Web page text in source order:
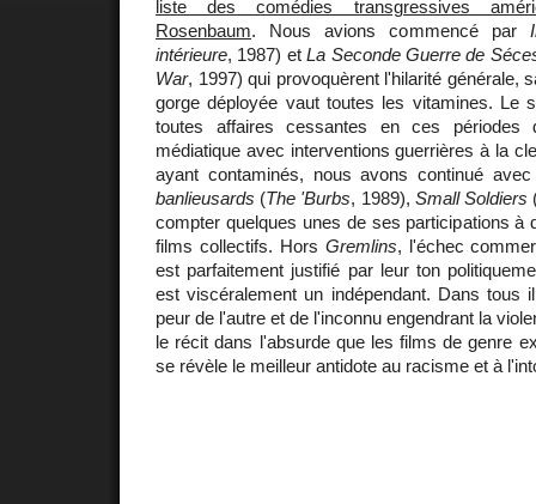
liste des comédies transgressives
Rosenbaum. Nous avions commencé par
intérieure, 1987) etLa Seconde Guerre de
War, 1997) qui provoquèrent l'hilarité générale,
gorge déployée vaut toutes les vitamines. Le
toutes affaires cessantes en ces périodes
médiatique avec interventions guerrières à la
ayant contaminés, nous avons continué
banlieusards (The 'Burbs, 1989), Small Soldiers
compter quelques unes de ses participations à
films collectifs. Hors Gremlins, l'échec
est parfaitement justifié par leur ton
est viscéralement un indépendant. Dans tous
peur de l'autre et de l'inconnu engendrant la
le récit dans l'absurde que les films de genre
se révèle le meilleur antidote au racisme et à